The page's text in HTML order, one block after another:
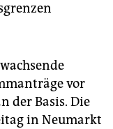
vor
der Basis. Die
in Neumarkt